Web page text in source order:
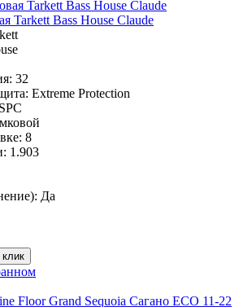
Tarkett Bass House Claude
32
Extreme Protection
SPC
8
1.903
Да